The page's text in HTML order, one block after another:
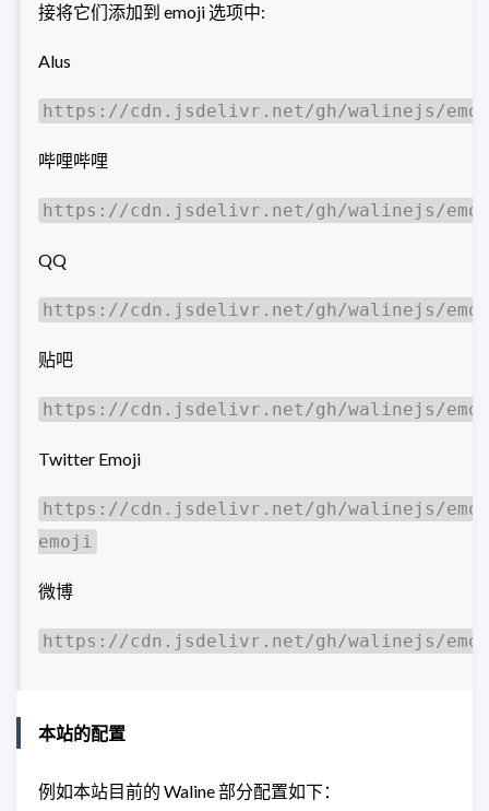
接将它们添加到 emoji 选项中:
Alus
https://cdn.jsdelivr.net/gh/walinejs/
哔哩哔哩
https://cdn.jsdelivr.net/gh/walinejs/
QQ
https://cdn.jsdelivr.net/gh/walinejs/
贴吧
https://cdn.jsdelivr.net/gh/walinejs/
Twitter Emoji
https://cdn.jsdelivr.net/gh/walinejs/
emoji
微博
https://cdn.jsdelivr.net/gh/walinejs/
本站的配置
例如本站目前的 Waline 部分配置如下：